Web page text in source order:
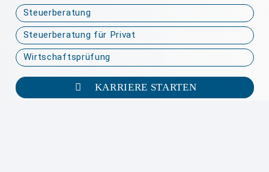
Steuerberatung
Steuerberatung für Privat
Wirtschaftsprüfung
KARRIERE STARTEN